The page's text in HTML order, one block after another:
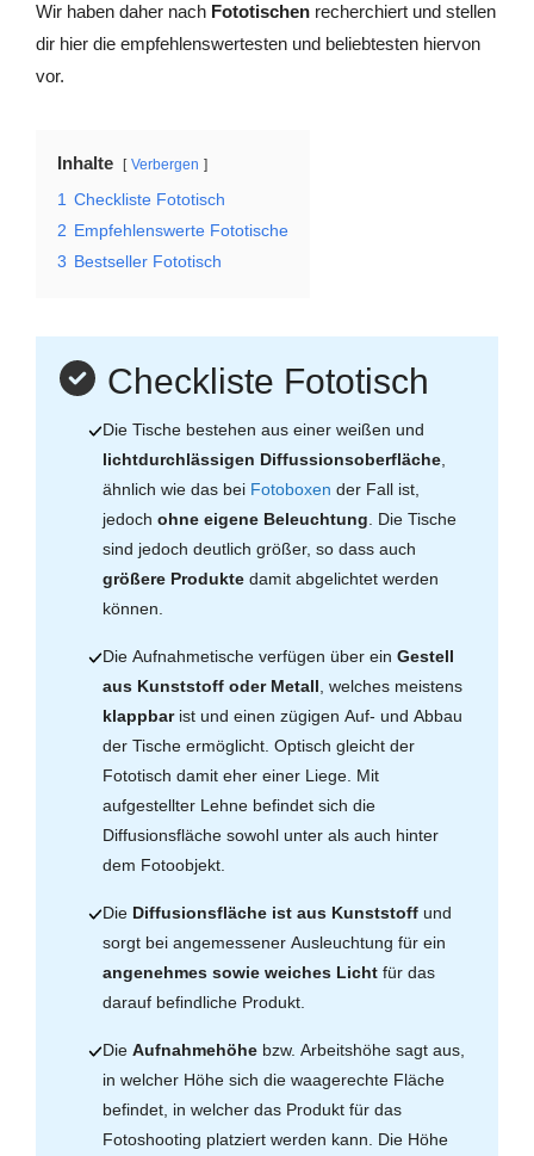
Wir haben daher nach Fototischen recherchiert und stellen
dir hier die empfehlenswertesten und beliebtesten hiervon
vor.
Inhalte Verbergen
1 Checkliste Fototisch
2 Empfehlenswerte Fototische
3 Bestseller Fototisch
Checkliste Fototisch
Die Tische bestehen aus einer weißen und
lichtdurchlässigen Diffussionsoberfläche
ähnlich wie das bei Fotoboxender Fall ist,
jedochohne eigene Beleuchtung . Die Tische
sind jedoch deutlich größer, so dass auch
größere Produkte damit abgelichtet werden
können.
Die Aufnahmetische verfügen über einGestell
aus Kunststoff oder Metall , welches meistens
klappbar ist und einen zügigen Auf- und Abbau
der Tische ermöglicht. Optisch gleicht der
Fototisch damit eher einer Liege. Mit
aufgestellter Lehne befindet sich die
Diffusionsfläche sowohl unter als auch hinter
dem Fotoobjekt.
Die Diffusionsfläche ist aus Kunststoff und
sorgt bei angemessener Ausleuchtung für ein
angenehmes sowie weiches Licht für das
darauf befindliche Produkt.
DieAufnahmehöhe bzw. Arbeitshöhe sagt aus,
in welcher Höhe sich die waagerechte Fläche
befindet, in welcher das Produkt für das
Fotoshooting platziert werden kann. Die Höhe